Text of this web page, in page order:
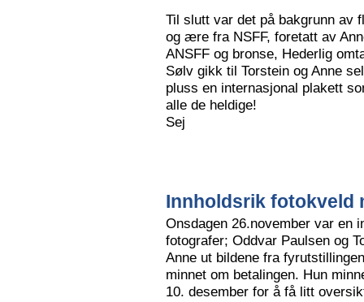
Til slutt var det på bakgrunn av
og ære fra NSFF, foretatt av
ANSFF og bronse, Hederlig
Sølv gikk til Torstein og Anne
pluss en internasjonal plakett
alle de heldige!
Sej
Innholdsrik fotokveld
Onsdagen 26.november var en
fotografer; Oddvar Paulsen og
Anne ut bildene fra
minnet om betalingen. Hun
10. desember for å få litt